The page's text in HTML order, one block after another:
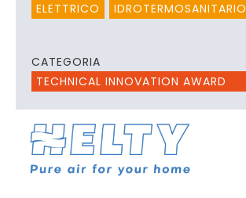
CATEGORIA
TECHNICAL INNOVATION AWARD
ELETTRICO
IDROTERMOSANITARIO